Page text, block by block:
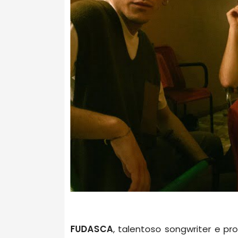
FUDASCA, talentoso songwriter e